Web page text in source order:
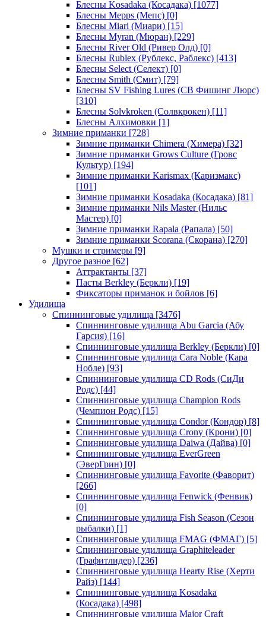
Блесны Kosadaka (Косадака) [1077]
Блесны Mepps (Мепс) [0]
Блесны Miari (Миари) [15]
Блесны Myran (Мюран) [229]
Блесны River Old (Ривер Олд) [0]
Блесны Rublex (Рублекс, Раблекс) [413]
Блесны Select (Селект) [0]
Блесны Smith (Смит) [79]
Блесны SV Fishing Lures (СВ Фишинг Люрс)
[310]
Блесны Solvkroken (Солвкрокен) [11]
Блесны Алхимовки [1]
Зимние приманки [728]
Зимние приманки Chimera (Химера) [32]
Зимние приманки Grows Culture (Гровс
Культур) [194]
Зимние приманки Karismax (Каризмакс)
[101]
Зимние приманки Kosadaka (Косадака) [81]
Зимние приманки Nils Master (Нильс
Мастер) [0]
Зимние приманки Rapala (Рапала) [50]
Зимние приманки Scorana (Скорана) [270]
Мушки и стримеры [9]
Другое разное [62]
Аттрактанты [37]
Пасты Berkley (Беркли) [19]
Фиксаторы приманок и бойлов [6]
Удилища
Спиннинговые удилища [3476]
Спиннинговые удилища Abu Garcia (Абу
Гарсия) [16]
Спиннинговые удилища Berkley (Беркли) [0]
Спиннинговые удилища Cara Noble (Кара
Нобле) [93]
Спиннинговые удилища CD Rods (СиДи
Родс) [44]
Спиннинговые удилища Champion Rods
(Чемпион Родс) [15]
Спиннинговые удилища Condor (Кондор) [8]
Спиннинговые удилища Crony (Крони) [0]
Спиннинговые удилища Daiwa (Дайва) [0]
Спиннинговые удилища EverGreen
(ЭверГрин) [0]
Спиннинговые удилища Favorite (Фаворит)
[266]
Спиннинговые удилища Fenwick (Фенвик)
[0]
Спиннинговые удилища Fish Season (Сезон
рыбалки) [1]
Спиннинговые удилища FMAG (ФМАГ) [5]
Спиннинговые удилища Graphiteleader
(Графитлидер) [236]
Спиннинговые удилища Hearty Rise (Херти
Райз) [144]
Спиннинговые удилища Kosadaka
(Косадака) [498]
Спиннинговые удилища Major Craft